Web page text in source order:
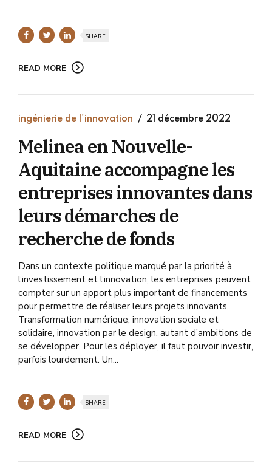
SHARE
READ MORE
ingénierie de l'innovation 21 décembre 2022
Melinea en Nouvelle-
Aquitaine accompagne les
entreprises innovantes dans
leurs démarches de
recherche de fonds
Dans un contexte politique marqué par la priorité à
l’investissement et l’innovation, les entreprises peuvent
compter sur un apport plus important de financements
pour permettre de réaliser leurs projets innovants.
Transformation numérique, innovation sociale et
solidaire, innovation par le design, autant d’ambitions de
se développer. Pour les déployer, il faut pouvoir investir,
parfois lourdement. Un...
SHARE
READ MORE